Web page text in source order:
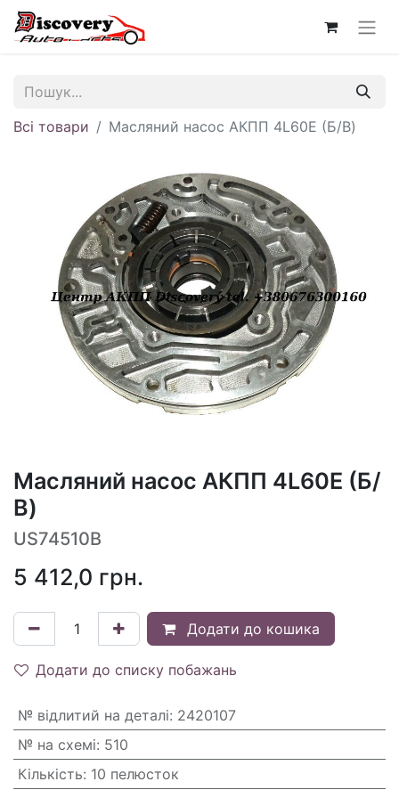
Всі товари Масляний насос АКПП 4L60E (Б/В)
Масляний насос АКПП 4L60E (Б/
В)
US74510B
5 412,0 грн.
Додати до кошика
Додати до списку побажань
№ відлитий на деталі: 2420107
№ на схемі: 510
Кількість: 10 пелюсток